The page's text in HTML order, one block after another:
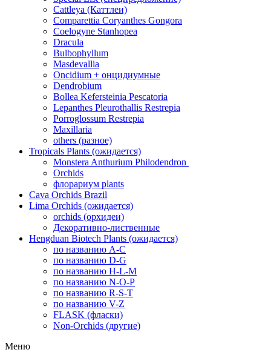
Cattleya (Каттлеи)
Comparettia Coryanthes Gongora
Coelogyne Stanhopea
Dracula
Bulbophyllum
Masdevallia
Oncidium + онцидиумные
Dendrobium
Bollea Kefersteinia Pescatoria
Lepanthes Pleurothallis Restrepia
Porroglossum Restrepia
Maxillaria
others (разное)
Tropicals Plants (ожидается)
​​​​​​​Monstera Anthurium Philodendron
Orchids
флорариум plants
Cava Orchids Brazil
Lima Orchids (ожидается)
orchids (орхидеи)
Декоративно-лиственные
Hengduan Biotech Plants (ожидается)
по названию A-C
по названию D-G
по названию H-L-M
по названию N-O-P
по названию R-S-T
по названию V-Z
FLASK (фласки)
Non-Orchids (другие)
Меню